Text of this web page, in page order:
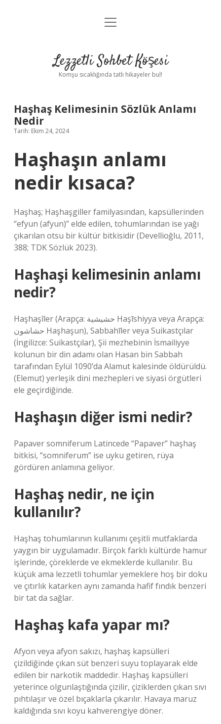
Anasayfa
Yasal Uyarı
menüyü
Lezzetli Sohbet Köşesi
Komşu sıcaklığında tatlı hikayeler bul!
Haşhaş Kelimesinin Sözlük Anlamı
Nedir
Tarih: Ekim 24, 2024
Haşhaşın anlamı
nedir kısaca?
Haşhaş; Haşhaşgiller familyasından, kapsüllerinden
“efyun (afyun)” elde edilen, tohumlarından ise yağı
çıkarılan otsu bir kültür bitkisidir (Devellioğlu, 2011,
388; TDK Sözlük 2023).
Haşhaşi kelimesinin anlamı
nedir?
Haşhaşîler (Arapça: حشیشیة Haşīshiyya veya Arapça:
حشاشون Haşhaşun), Sabbahīler veya Suikastçılar
(İngilizce: Suikastçılar), Şii mezhebinin İsmailiyye
kolunun bir din adamı olan Hasan bin Sabbah
tarafından Eylül 1090’da Alamut kalesinde öldürüldü.
(Elemut) yerleşik dini mezhepleri ve siyasi örgütleri
ele geçirdiğinde.
Haşhaşın diğer ismi nedir?
Papaver somniferum Latincede “Papaver” haşhaş
bitkisi, “somniferum” ise uyku getiren, rüya
gördüren anlamına geliyor.
Haşhaş nedir, ne için
kullanılır?
Haşhaş tohumlarının kullanımı çeşitli mutfaklarda
yaygın bir uygulamadır. Birçok farklı kültürde hamur
işlerinde, çöreklerde ve ekmeklerde kullanılır. Bu
küçük ama lezzetli tohumlar yemeklere hoş bir doku
ve çıtırlık katarken aynı zamanda hafif fındık benzeri
bir tat da sağlar.
Haşhaş kafa yapar mı?
Afyon veya afyon sakızı, haşhaş kapsülleri
çizildiğinde çıkan süt benzeri suyu toplayarak elde
edilen bir narkotik maddedir. Haşhaş kapsülleri
yeterince olgunlaştığında çizilir, çiziklerden çıkan sıvı
pıhtılaşır ve özel bıçaklarla çıkarılır. Havaya maruz
kaldığında sıvı koyu kahverengiye döner.